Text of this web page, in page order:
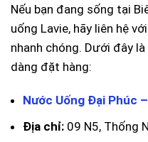
Nếu bạn đang sống tại
uống Lavie, hãy liên hệ
nhanh chóng. Dưới đây
dàng đặt hàng:
Nước Uống Đại Phúc
Địa chỉ: 09 N5, Thống